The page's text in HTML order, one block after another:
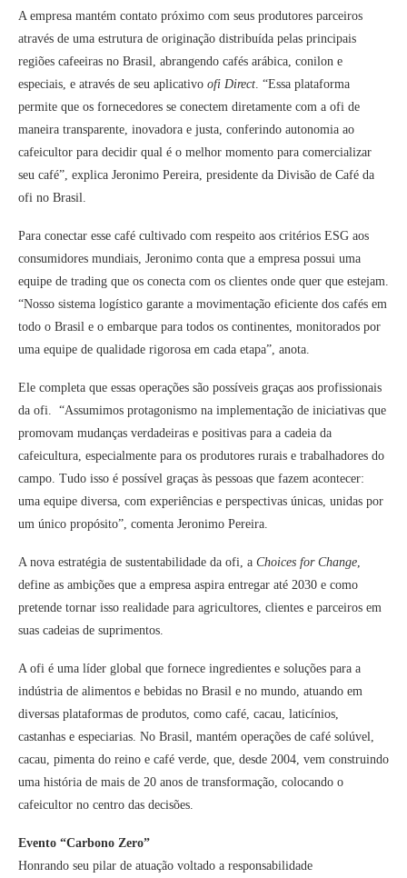
A empresa mantém contato próximo com seus produtores parceiros
através de uma estrutura de originação distribuída pelas principais
regiões cafeeiras no Brasil, abrangendo cafés arábica, conilon e
especiais, e através de seu aplicativo ofi Direct. “Essa plataforma
permite que os fornecedores se conectem diretamente com a ofi de
maneira transparente, inovadora e justa, conferindo autonomia ao
cafeicultor para decidir qual é o melhor momento para comercializar
seu café”, explica Jeronimo Pereira, presidente da Divisão de Café da
ofi no Brasil.
Para conectar esse café cultivado com respeito aos critérios ESG aos
consumidores mundiais, Jeronimo conta que a empresa possui uma
equipe de trading que os conecta com os clientes onde quer que estejam.
“Nosso sistema logístico garante a movimentação eficiente dos cafés em
todo o Brasil e o embarque para todos os continentes, monitorados por
uma equipe de qualidade rigorosa em cada etapa”, anota.
Ele completa que essas operações são possíveis graças aos profissionais
da ofi. “Assumimos protagonismo na implementação de iniciativas que
promovam mudanças verdadeiras e positivas para a cadeia da
cafeicultura, especialmente para os produtores rurais e trabalhadores do
campo. Tudo isso é possível graças às pessoas que fazem acontecer:
uma equipe diversa, com experiências e perspectivas únicas, unidas por
um único propósito”, comenta Jeronimo Pereira.
A nova estratégia de sustentabilidade da ofi, a Choices for Change,
define as ambições que a empresa aspira entregar até 2030 e como
pretende tornar isso realidade para agricultores, clientes e parceiros em
suas cadeias de suprimentos.
A ofi é uma líder global que fornece ingredientes e soluções para a
indústria de alimentos e bebidas no Brasil e no mundo, atuando em
diversas plataformas de produtos, como café, cacau, laticínios,
castanhas e especiarias. No Brasil, mantém operações de café solúvel,
cacau, pimenta do reino e café verde, que, desde 2004, vem construindo
uma história de mais de 20 anos de transformação, colocando o
cafeicultor no centro das decisões.
Evento “Carbono Zero”
Honrando seu pilar de atuação voltado a responsabilidade